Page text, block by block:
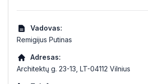
Vadovas:
Remigijus Putinas
Adresas:
Architektų g. 23-13, LT-04112 Vilnius